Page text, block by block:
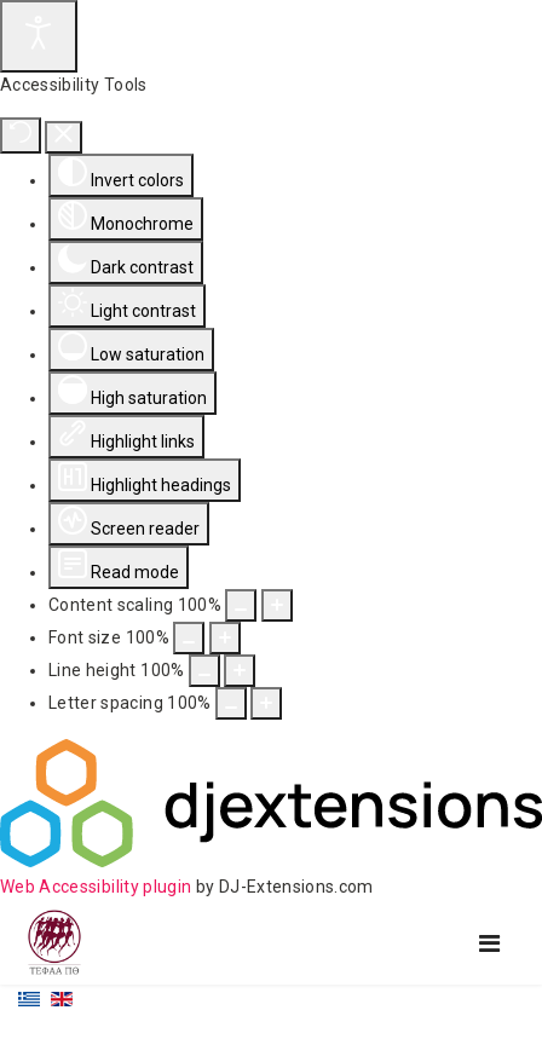
Accessibility Tools
Invert colors
Monochrome
Dark contrast
Light contrast
Low saturation
High saturation
Highlight links
Highlight headings
Screen reader
Read mode
Content scaling 100%
Font size 100%
Line height 100%
Letter spacing 100%
Web Accessibility plugin by DJ-Extensions.com